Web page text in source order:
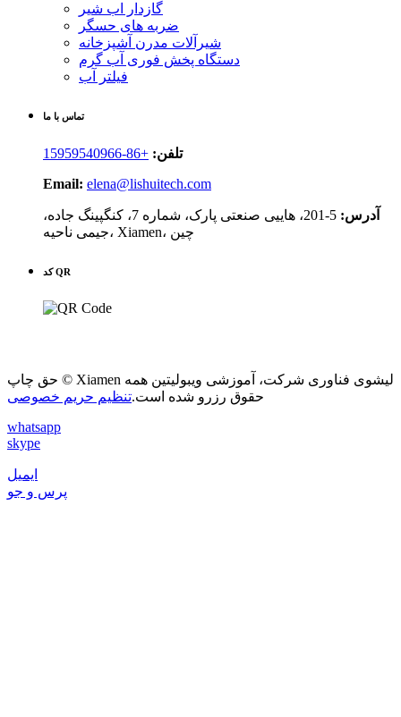
گازدار اب شیر
ضربه های حسگر
شیرآلات مدرن آشپزخانه
دستگاه پخش فوری آب گرم
فیلتر آب
تماس با ما
تلفن: +86-15959540966
Email: elena@lishuitech.com
آدرس:
5-201، هاییی صنعتی پارک، شماره 7، کنگپینگ جاده،
جیمی ناحیه، Xiamen، چین
کد QR
حق چاپ © Xiamen لیشوی فناوری شرکت، آموزشی ویبولیتین همه
حقوق رزرو شده است.تنظیم حریم خصوصی
whatsapp
skype
ایمیل
پرس و جو